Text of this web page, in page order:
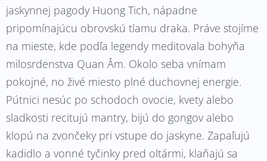
jaskynnej pagody Huong Tich, nápadne
pripomínajúcu obrovskú tlamu draka. Práve stojíme
na mieste, kde podľa legendy meditovala bohyňa
milosrdenstva Quan Âm. Okolo seba vnímam
pokojné, no živé miesto plné duchovnej energie.
Pútnici nesúc po schodoch ovocie, kvety alebo
sladkosti recitujú mantry, bijú do gongov alebo
klopú na zvončeky pri vstupe do jaskyne. Zapaľujú
kadidlo a vonné tyčinky pred oltármi, klaňajú sa